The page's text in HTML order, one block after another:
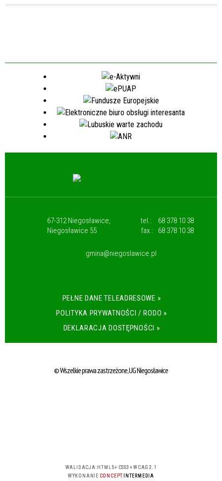
67-312 Niegosławice,
Niegosławice 55
tel.:
68 378 10 38
fax.:
68 378 10 38
gmina@niegoslawice.pl
PEŁNE DANE TELEADRESOWE »
POLITYKA PRYWATNOŚCI / RODO »
DEKLARACJA DOSTĘPNOŚCI »
© Wszelkie prawa zastrzeżone, UG Niegosławice
WALIDACJA: HTML5+ CSS3 +WCAG 2.1
WYKONANIE CONCEPT INTERMEDIA